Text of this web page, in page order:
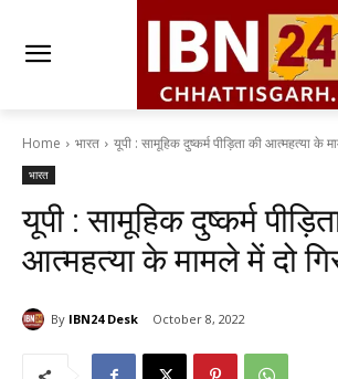
Home भारत यूपी : सामूहिक दुष्कर्म पीड़िता की आत्महत्या के
भारत
यूपी : सामूहिक दुष्कर्म
आत्महत्या के मामले में दो
By IBN24 Desk October 8, 2022